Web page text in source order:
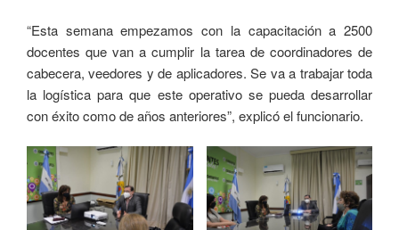
“Esta semana empezamos con la capacitación a 2500
docentes que van a cumplir la tarea de coordinadores de
cabecera, veedores y de aplicadores. Se va a trabajar toda
la logística para que este operativo se pueda desarrollar
con éxito como de años anteriores”, explicó el funcionario.